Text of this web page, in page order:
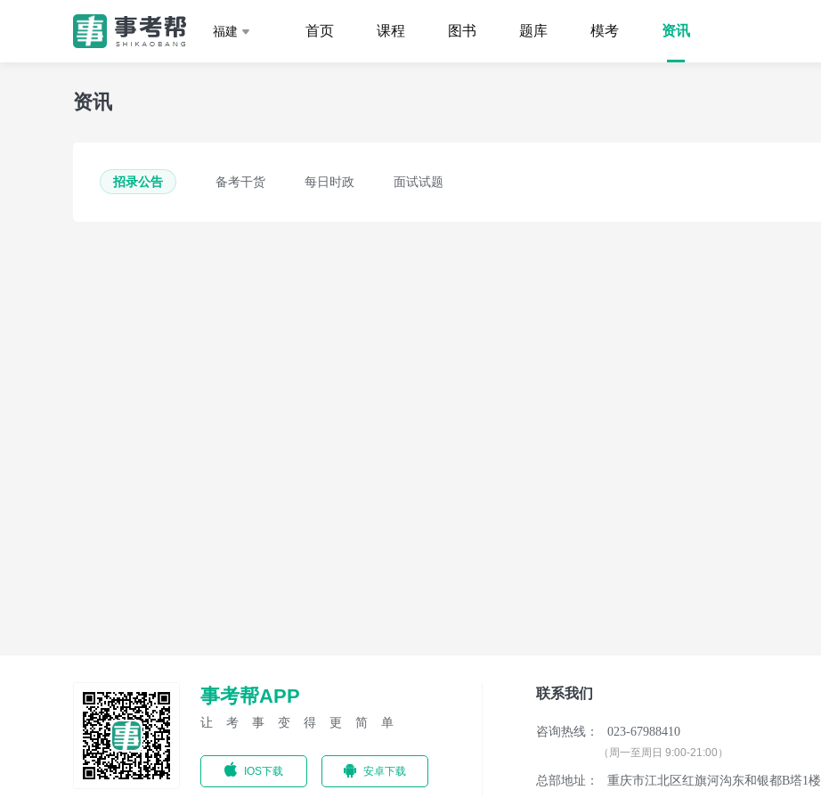
福建 首页 课程 图书 题库 模考 资讯
资讯
招录公告 备考干货 每日时政 面试试题
事考帮APP
让考事变得更简单
IOS下载 安卓下载
联系我们
咨询热线： 023-67988410
（周一至周日 9:00-21:00）
总部地址： 重庆市江北区红旗河沟东和银都B塔1楼